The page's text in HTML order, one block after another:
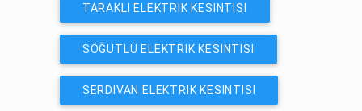
TARAKLI ELEKTRIK KESINTISI
SÖĞÜTLÜ ELEKTRIK KESINTISI
SERDIVAN ELEKTRIK KESINTISI